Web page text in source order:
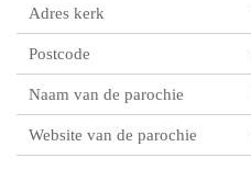
Adres kerk
Postcode
Naam van de parochie
Website van de parochie